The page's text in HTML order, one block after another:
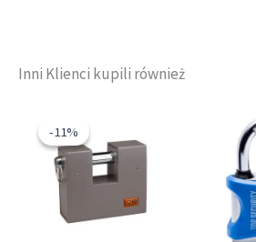
Inni Klienci kupili również
-11%
-11%
cena
wynosiła:
173,66 zł.
produkt
wariantów.